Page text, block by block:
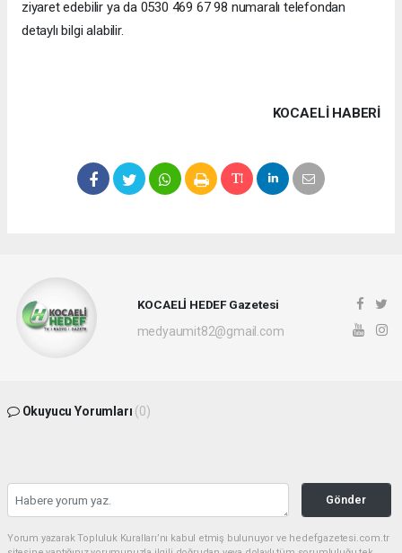
ziyaret edebilir ya da 0530 469 67 98 numaralı telefondan
detaylı bilgi alabilir.
KOCAELI HABERİ
KOCAELİ HEDEF Gazetesi
medyaumit82@gmail.com
Okuyucu Yorumları (0)
Gönder
Yorum yazarak Topluluk Kuralları’nı kabul etmiş bulunuyor ve hedefgazetesi.com.tr